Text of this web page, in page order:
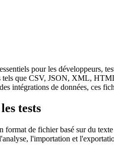
pour les développeurs,
que CSV, JSON, XML,
intégrations de données, ces
tests
de fichier basé sur du
l'importation et